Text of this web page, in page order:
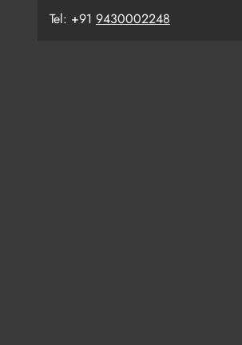
Tel: +91 9430002248